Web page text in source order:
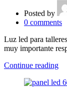
Posted by
0 comments
Luz led para
muy importante
Continue reading